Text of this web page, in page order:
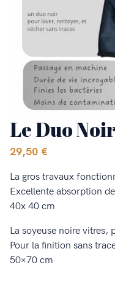
Le Duo
29,50 €
La gros travaux
Excellente absorption
40x 40 cm
La soyeuse noire vitres,
Pour la finition sans
50×70 cm